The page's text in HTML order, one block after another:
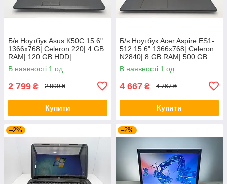
Б/в Ноутбук Asus K50C 15.6"
1366x768| Celeron 220| 4 GB
RAM| 120 GB HDD|
В наявності 1 од.
2 799 ₴ 2 899 ₴
Купити
Б/в Ноутбук Acer Aspire ES1-
512 15.6" 1366x768| Celeron
N2840| 8 GB RAM| 500 GB
HDD| HD
В наявності 1 од.
4 667 ₴ 4 767 ₴
Купити
–2% –2%